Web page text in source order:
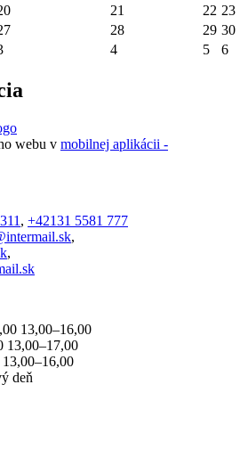
21 22 23
28 29 30
4 5 6
webu v mobilnej aplikácii -
, +42131 5581 777
,
,
13,00–16,00
13,00–17,00
deň